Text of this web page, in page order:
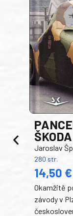
ŠKODA
Jaroslav
280 str.
14,50
Okamžitě
závody v